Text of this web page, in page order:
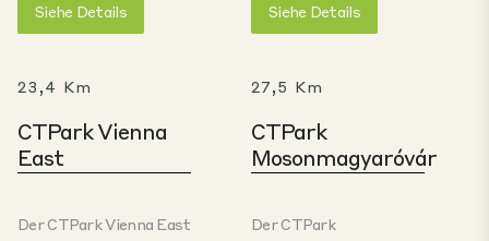
Die moderne Anlage
Gewerbeflächen. Der
Park deckt vielfältige
Geschäftsbedürfnisse
ab, darunter
Logistik, E-Commerce-
Siehe Details
bietet mehr als 130.000
A-Klasse, ideal für
Unternehmen aus den
Bereichen Vertrieb,
Logistik, Produktion und
befindet sich in der
Siehe Details
23,4 Km
CTPark Vienna
East
Der CTPark Vienna East
27,5 Km
CTPark
Mosonmagyaróvár
Der CTPark